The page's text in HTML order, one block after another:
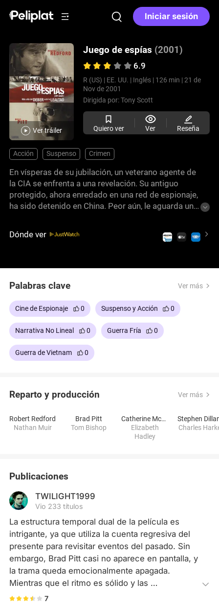
Iniciar sesión
Ver tráiler
Juego de espías (2001)
6.9
R (US) | EE. UU. | Inglés | 126 min | 21 de
Nov de 2001
Dirigida por:Tony Scott
Quiero ver Ver Reseña
Acción Suspenso Crimen
En vísperas de su jubilación, un veterano agente de
la CIA se enfrenta a una revelación. Su antiguo
protegido, ahora enredado en una red de espionaje,
ha sido detenido en China. Peor aún, le aguarda un
avecina una sentencia de muerte en el corazón de
Pekín. Los susurros en el seno de la agencia
Dónde ver
Palabras clave Ver más
Cine de Espionaje 0 Suspenso y Acción 0
Narrativa No Lineal 0 Guerra Fría 0
Guerra de Vietnam 0
Reparto y producción Ver más
Robert Redford
Nathan Muir
Brad Pitt
Tom Bishop
Catherine McCormack
Elizabeth
Hadley
Stephen
Charles
Publicaciones
TWILIGHT1999
Vio 233 títulos
La estructura temporal dual de la película es
intrigante, ya que utiliza la cuenta regresiva del
presente para revisitar eventos del pasado. Sin
embargo, Brad Pitt casi no aparece en pantalla, y
la trama queda emocionalmente apagada.
Mientras que el ritmo es sólido y las
representaciones matizadas de las emociones de
7